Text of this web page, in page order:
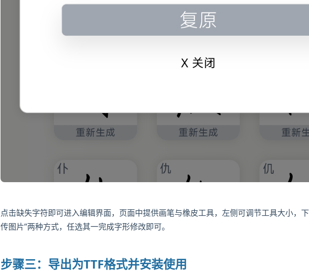
点击缺失字符即可进入编辑界面，页面中提供画笔与橡皮工具，左侧可调节工具大小，
传图片”两种方式，任选其一完成字形修改即可。
步骤三：导出为TTF格式并安装使用